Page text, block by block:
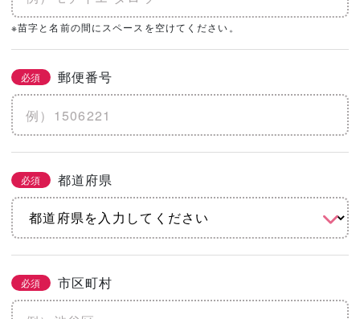
※苗字と名前の間にスペースを空けてください。
必須 郵便番号
必須 都道府県
必須 市区町村